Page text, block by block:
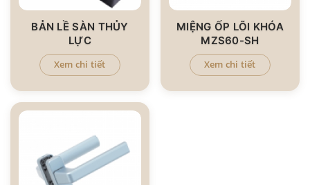
BẢN LỀ SÀN THỦY
LỰC
Xem chi tiết
MIỆNG ỐP LÕI KHÓA
MZS60-SH
Xem chi tiết